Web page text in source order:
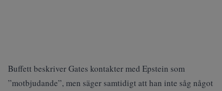
Buffett beskriver Gates kontakter med Epstein som
”motbjudande”, men säger samtidigt att han inte såg något